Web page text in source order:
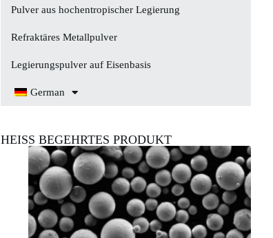
Pulver aus hochentropischer Legierung
Refraktäres Metallpulver
Legierungspulver auf Eisenbasis
German
HEISS BEGEHRTES PRODUKT